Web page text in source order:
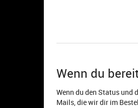
Wenn du
Wenn du den Status und
Mails, die wir dir im